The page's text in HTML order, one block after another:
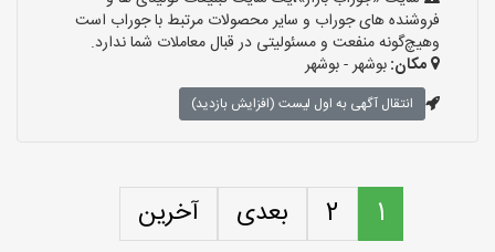
فروشنده های جوراب و سایر محصولات مرتبط با جوراب است
وهیچ‌گونه منفعت و مسئولیتی در قبال معاملات شما ندارد.
مکان:بوشهر - بوشهر
انتقال آگهی به اول لیست (افزایش بازدید)
1
2 بعدی آخرین